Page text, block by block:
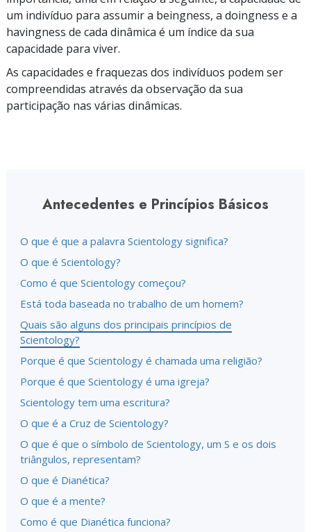
um indivíduo para assumir a beingness, a doingness e a
havingness de cada dinâmica é um índice da sua
capacidade para viver.
As capacidades e fraquezas dos indivíduos podem ser
compreendidas através da observação da sua
participação nas várias dinâmicas.
Antecedentes e Princípios Básicos
O que é que a palavra Scientology significa?
O que é Scientology?
Como é que Scientology começou?
Está toda baseada no trabalho de um homem?
Quais são alguns dos principais princípios de
Scientology?
Porque é que Scientology é chamada uma religião?
Porque é que Scientology é uma igreja?
Scientology tem uma escritura?
O que é a Cruz de Scientology?
O que é que o símbolo de Scientology, um S e os dois
triângulos, representam?
O que é Dianética?
O que é a mente?
Como é que Dianética funciona?